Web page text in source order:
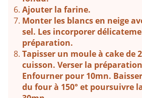
Ajouter la farine.
Monter les blancs en neige
sel. Les incorporer
préparation.
Tapisser un moule à cake de
cuisson. Verser la
Enfourner pour 10mn.
du four à 150° et poursuivre